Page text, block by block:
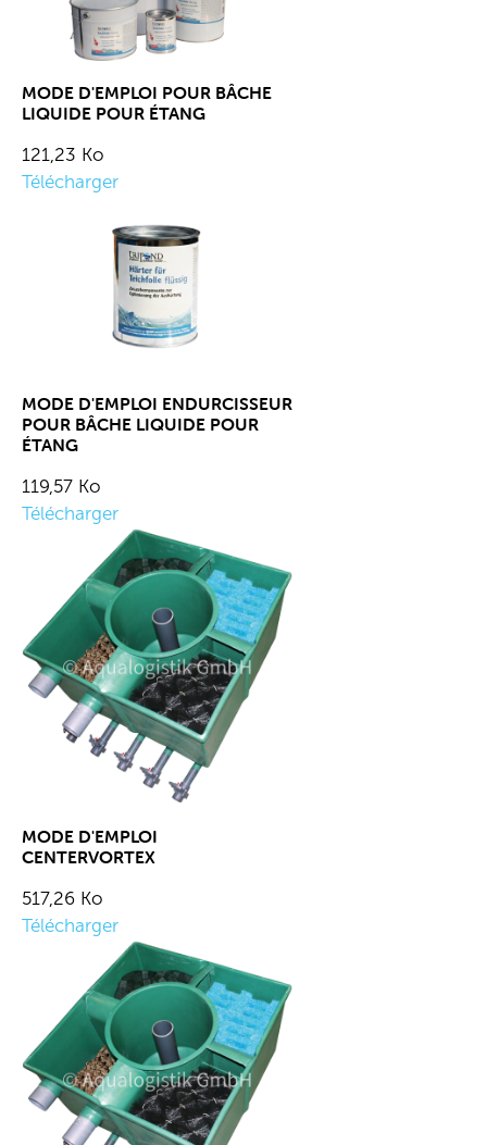
MODE D'EMPLOI POUR BÂCHE
LIQUIDE POUR ÉTANG
121,23 Ko
Télécharger
MODE D'EMPLOI ENDURCISSEUR
POUR BÂCHE LIQUIDE POUR
ÉTANG
119,57 Ko
Télécharger
MODE D'EMPLOI
CENTERVORTEX
517,26 Ko
Télécharger